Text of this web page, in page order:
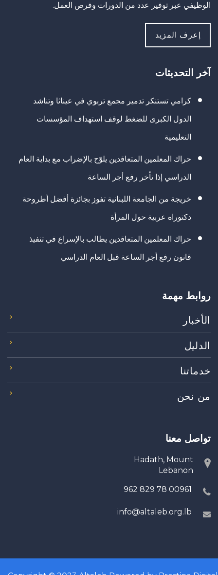
الوظيفي عبر توفير عدد من الدورات وفرص العمل.
إعرف المزيد
آخر التحديثات
كرامي تستنكر تدمير مجمع تربوي في عيناثا وتناشد
الدول الكبرى للضغط لوقف استهداف المؤسسات
التعليمية
حراك المعلمين المتعاقدين يلوّح بالإضراب مع بداية العام
الدراسي إذا تأخر رفع أجر الساعة
خريجة من الجامعة اللبنانية تفوز بجائزة أفضل أطروحة
دكتوراه عربية حول المرأة
حراك المعلمين المتعاقدين يطالب بالإسراع في تنفيذ
قانون رفع أجر الساعة قبل العام الدراسي
روابط مهمة
الأخبار
الدليل
خدماتنا
من نحن
تواصل معنا
Hadath, Mount
Lebanon
00961 78 829 962
info@altaleb.org.lb